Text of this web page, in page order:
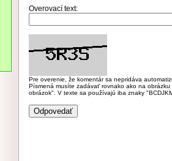
Overovací text:
Pre overenie, že komentár sa nepridáva
Písmená musíte zadávať rovnako ako na
obrázok". V texte sa používajú iba znaky